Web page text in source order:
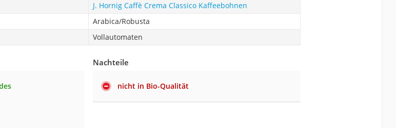
J. Hornig Caffè Crema Classico Kaffeebohnen
Arabica/Robusta
Vollautomaten
Nachteile
nicht in Bio-Qualität